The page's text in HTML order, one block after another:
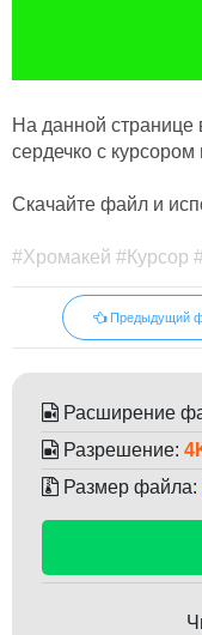
На данной странице
сердечко с
Скачайте файл и
#Хромакей #Курсор
Предыдущий
Расширение
Разрешение:
Размер файла: